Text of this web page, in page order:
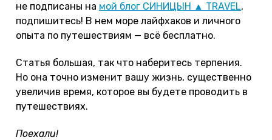
не подписаны на мой блог СИНИЦЫН ▲ TRAVEL,
подпишитесь! В нем море лайфхаков и личного
опыта по путешествиям — всё бесплатно.
Статья большая, так что наберитесь терпения.
Но она точно изменит вашу жизнь, существенно
увеличив время, которое вы будете проводить в
путешествиях.
Поехали!